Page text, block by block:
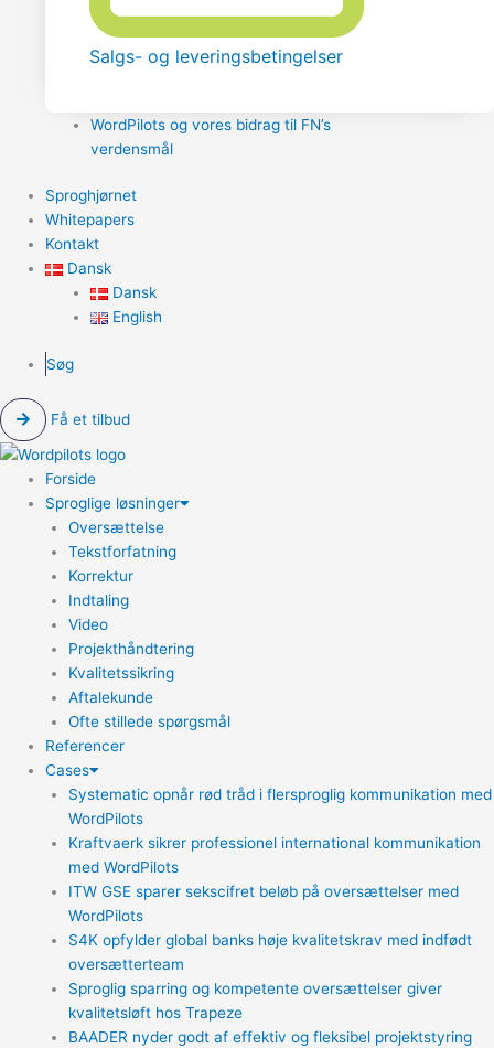
Salgs- og leveringsbetingelser
WordPilots og vores bidrag til FN’s
verdensmål
Sproghjørnet
Whitepapers
Kontakt
Dansk
Dansk
English
Søg
Få et tilbud
Forside
Sproglige løsninger
Oversættelse
Tekstforfatning
Korrektur
Indtaling
Video
Projekthåndtering
Kvalitetssikring
Aftalekunde
Ofte stillede spørgsmål
Referencer
Cases
Systematic opnår rød tråd i flersproglig kommunikation med
WordPilots
Kraftvaerk sikrer professionel international kommunikation
med WordPilots
ITW GSE sparer sekscifret beløb på oversættelser med
WordPilots
S4K opfylder global banks høje kvalitetskrav med indfødt
oversætterteam
Sproglig sparring og kompetente oversættelser giver
kvalitetsløft hos Trapeze
BAADER nyder godt af effektiv og fleksibel projektstyring